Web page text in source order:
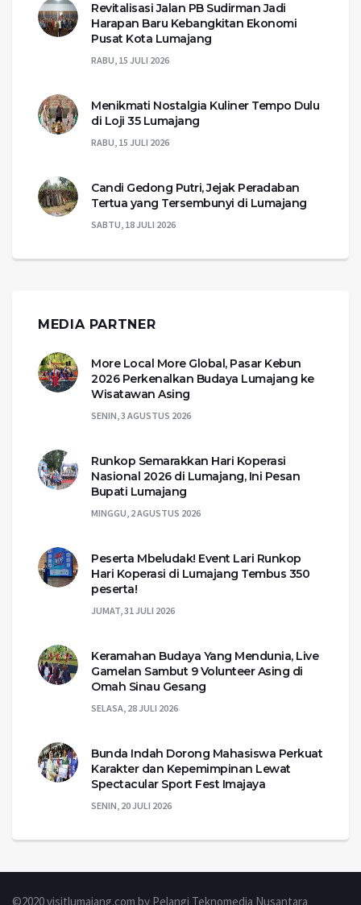
Revitalisasi Jalan PB Sudirman Jadi
Harapan Baru Kebangkitan Ekonomi
Pusat Kota Lumajang
RABU, 15 JULI 2026
Menikmati Nostalgia Kuliner Tempo Dulu
di Loji 35 Lumajang
RABU, 15 JULI 2026
Candi Gedong Putri, Jejak Peradaban
Tertua yang Tersembunyi di Lumajang
SABTU, 18 JULI 2026
MEDIA PARTNER
More Local More Global, Pasar Kebun
2026 Perkenalkan Budaya Lumajang ke
Wisatawan Asing
SENIN, 3 AGUSTUS 2026
Runkop Semarakkan Hari Koperasi
Nasional 2026 di Lumajang, Ini Pesan
Bupati Lumajang
MINGGU, 2 AGUSTUS 2026
Peserta Mbeludak! Event Lari Runkop
Hari Koperasi di Lumajang Tembus 350
peserta!
JUMAT, 31 JULI 2026
Keramahan Budaya Yang Mendunia, Live
Gamelan Sambut 9 Volunteer Asing di
Omah Sinau Gesang
SELASA, 28 JULI 2026
Bunda Indah Dorong Mahasiswa Perkuat
Karakter dan Kepemimpinan Lewat
Spectacular Sport Fest Imajaya
SENIN, 20 JULI 2026
©2020 visitlumajang.com by Pelangi Teknomedia Nusantara